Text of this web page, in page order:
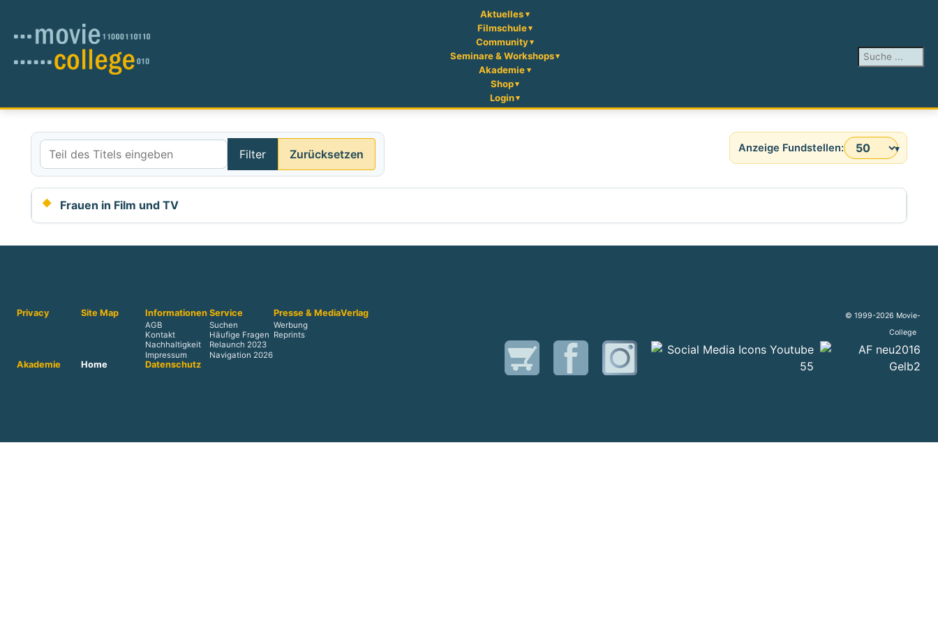
Aktuelles
Filmschule
Community
Seminare & Workshops
Akademie
Shop
Login
Suchen ...
Teil des Titels eingeben
Filter Zurücksetzen Anzeige #
Frauen in Film und TV
Privacy Site Map Informationen
AGB
Kontakt
Nachhaltigkeit
Impressum
Service
Suchen
Häufige Fragen
Relaunch 2023
Navigation 2026
Presse & Media
Werbung
Reprints
Verlag
Akademie Home Datenschutz
© 1999-2026 Movie-
College